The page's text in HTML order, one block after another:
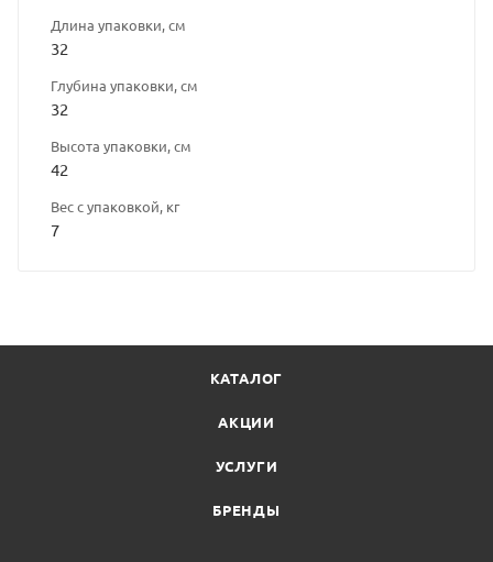
Длина упаковки, см
32
Глубина упаковки, см
32
Высота упаковки, см
42
Вес с упаковкой, кг
7
КАТАЛОГ
АКЦИИ
УСЛУГИ
БРЕНДЫ